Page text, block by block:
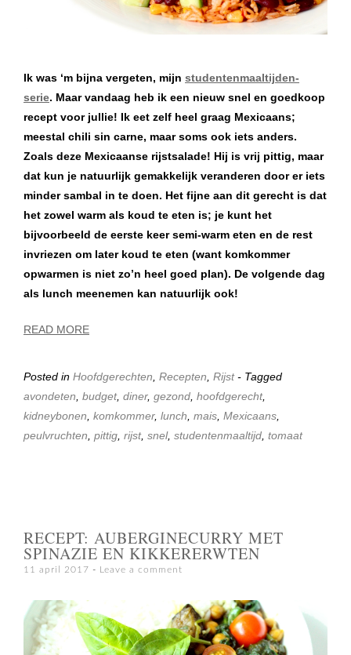
Ik was ‘m bijna vergeten, mijn studentenmaaltijden-
serie. Maar vandaag heb ik een nieuw snel en goedkoop
recept voor jullie! Ik eet zelf heel graag Mexicaans;
meestal chili sin carne, maar soms ook iets anders.
Zoals deze Mexicaanse rijstsalade! Hij is vrij pittig, maar
dat kun je natuurlijk gemakkelijk veranderen door er iets
minder sambal in te doen. Het fijne aan dit gerecht is dat
het zowel warm als koud te eten is; je kunt het
bijvoorbeeld de eerste keer semi-warm eten en de rest
invriezen om later koud te eten (want komkommer
opwarmen is niet zo’n heel goed plan). De volgende dag
als lunch meenemen kan natuurlijk ook!
READ MORE
Posted in Hoofdgerechten, Recepten, Rijst - Tagged
avondeten, budget, diner, gezond, hoofdgerecht,
kidneybonen, komkommer, lunch, mais, Mexicaans,
peulvruchten, pittig, rijst, snel, studentenmaaltijd, tomaat
RECEPT: AUBERGINECURRY MET
SPINAZIE EN KIKKERERWTEN
11 april 2017 Leave a comment